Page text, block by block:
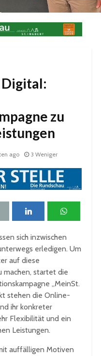
zu
ago 3 Weniger
sich inzwischen
erledigen. Um
auf diese
machen, startet die
„MeinSt.
stehen die Online-
ihr konkreter
Flexibilität und ein
Leistungen.
auffälligen Motiven